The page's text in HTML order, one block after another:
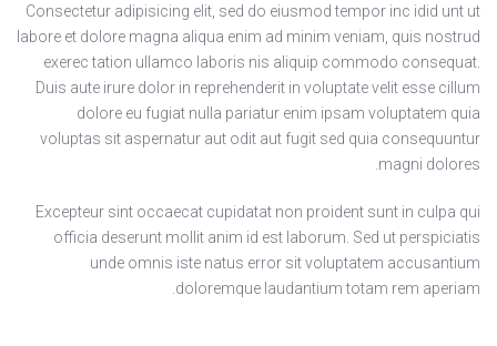
Consectetur adipisicing elit, sed do eiusmod tempor inc idid unt ut
labore et dolore magna aliqua enim ad minim veniam, quis nostrud
exerec tation ullamco laboris nis aliquip commodo consequat.
Duis aute irure dolor in reprehenderit in voluptate velit esse cillum
dolore eu fugiat nulla pariatur enim ipsam voluptatem quia
voluptas sit aspernatur aut odit aut fugit sed quia consequuntur
magni dolores.
Excepteur sint occaecat cupidatat non proident sunt in culpa qui
officia deserunt mollit anim id est laborum. Sed ut perspiciatis
unde omnis iste natus error sit voluptatem accusantium
doloremque laudantium totam rem aperiam.